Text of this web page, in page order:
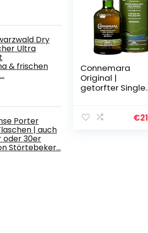
Dry
Ultra
& frischen
Porter
| auch
oder 30er
Störtebeker…
Connemara
Original |
getorfter Single
€